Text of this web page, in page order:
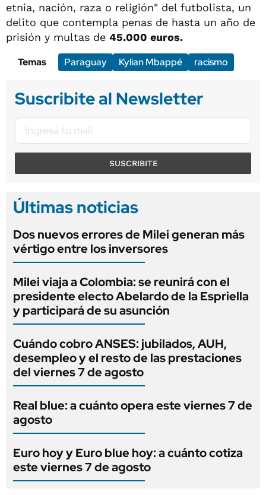
etnia, nación, raza o religión" del futbolista, un
delito que contempla penas de hasta un año de
prisión y multas de 45.000 euros.
Temas
Paraguay Kylian Mbappé racismo
Suscribite al Newsletter
SUSCRIBITE
Últimas noticias
Dos nuevos errores de Milei generan más
vértigo entre los inversores
Milei viaja a Colombia: se reunirá con el
presidente electo Abelardo de la Espriella
y participará de su asunción
Cuándo cobro ANSES: jubilados, AUH,
desempleo y el resto de las prestaciones
del viernes 7 de agosto
Real blue: a cuánto opera este viernes 7 de
agosto
Euro hoy y Euro blue hoy: a cuánto cotiza
este viernes 7 de agosto